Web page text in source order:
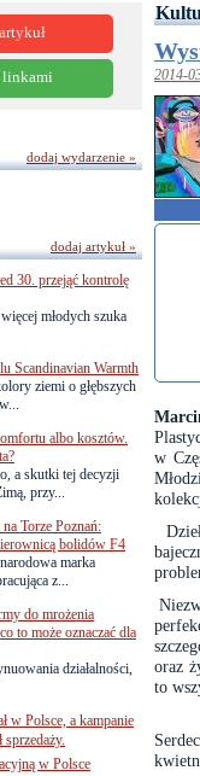
2014-
w
oraz
to
linkami
dodaj wydarzenie »
30. przejąć kontrolę
młodych szuka
Scandinavian Warmth
ziemi o głębszych
albo kosztów.
a skutki tej decyzji
przy...
Torze Poznań:
bolidów F4
marka
z...
do mrożenia
to może oznaczać dla
działalności,
w Polsce, a kampanie
w Polsce
dodaj artykuł »